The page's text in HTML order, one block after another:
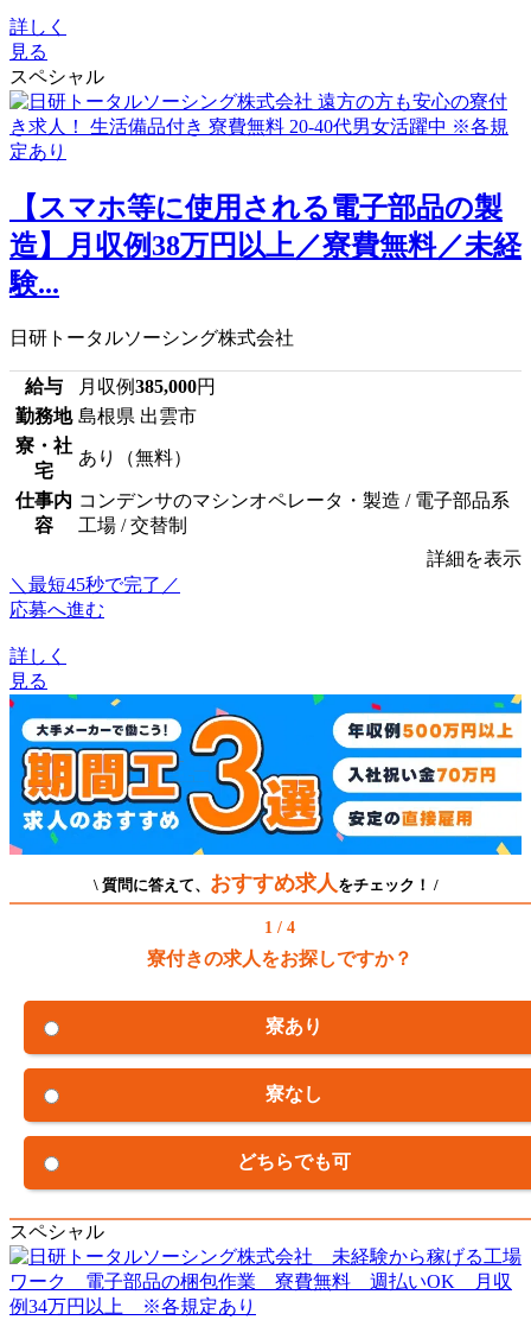
詳しく
見る
スペシャル
【スマホ等に使用される電子部品の製
造】月収例38万円以上／寮費無料／未経
験...
日研トータルソーシング株式会社
給与 月収例385,000円
勤務地 島根県 出雲市
寮・社
宅
あり（無料）
仕事内
容
コンデンサのマシンオペレータ・製造 / 電子部品系
工場 / 交替制
詳細を表示
＼最短45秒で完了／
応募へ進む
詳しく
見る
\ 質問に答えて、 おすすめ求人 をチェック！ /
1 / 4
寮付きの求人をお探しですか？
寮あり
寮なし
どちらでも可
スペシャル